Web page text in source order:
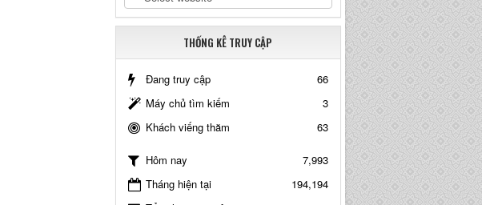
THỐNG KÊ TRUY CẬP
Đang truy cập
66
Máy chủ tìm kiếm
3
Khách viếng thăm
63
Hôm nay
7,993
Tháng hiện tại
194,194